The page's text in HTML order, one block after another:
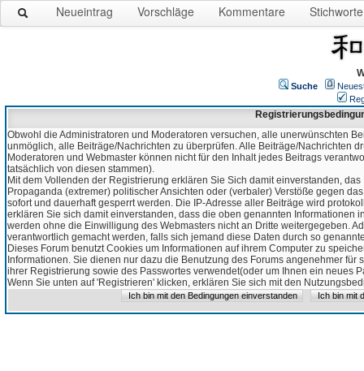
Neueintrag Vorschläge Kommentare Stichworte
Suche
Obwohl die Administratoren und Moderatoren versuchen, alle unerwünschten
unmöglich, alle Beiträge/Nachrichten zu überprüfen. Alle Beiträge/Nachrichten
Moderatoren und Webmaster können nicht für den Inhalt jedes Beitrags
tatsächlich von diesen stammen).
Mit dem Vollenden der Registrierung erklären Sie Sich damit einverstanden,
Propaganda (extremer) politischer Ansichten oder (verbaler) Verstöße gegen
sofort und dauerhaft gesperrt werden. Die IP-Adresse aller Beiträge wird
erklären Sie sich damit einverstanden, dass die oben genannten Informationen
werden ohne die Einwilligung des Webmasters nicht an Dritte weitergegeben.
verantwortlich gemacht werden, falls sich jemand diese Daten durch so
Dieses Forum benutzt Cookies um Informationen auf ihrem Computer zu
Informationen. Sie dienen nur dazu die Benutzung des Forums angenehmer
ihrer Registrierung sowie des Passwortes verwendet(oder um Ihnen ein neues
Wenn Sie unten auf 'Registrieren' klicken, erklären Sie sich mit den